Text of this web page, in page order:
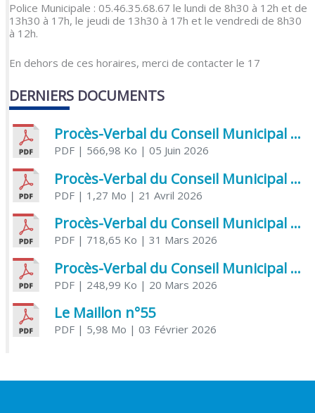
Police Municipale : 05.46.35.68.67 le lundi de 8h30 à 12h et de
13h30 à 17h, le jeudi de 13h30 à 17h et le vendredi de 8h30
à 12h.
En dehors de ces horaires, merci de contacter le 17
DERNIERS DOCUMENTS
Procès-Verbal du Conseil Municipal du 5 juin 2026
PDF| 566,98 Ko | 05 Juin 2026
Procès-Verbal du Conseil Municipal du 21 avril 2026
PDF| 1,27 Mo | 21 Avril 2026
Procès-Verbal du Conseil Municipal du 31 mars 2026
PDF| 718,65 Ko | 31 Mars 2026
Procès-Verbal du Conseil Municipal du 20 mars 2026
PDF| 248,99 Ko | 20 Mars 2026
Le Maillon n°55
PDF| 5,98 Mo | 03 Février 2026